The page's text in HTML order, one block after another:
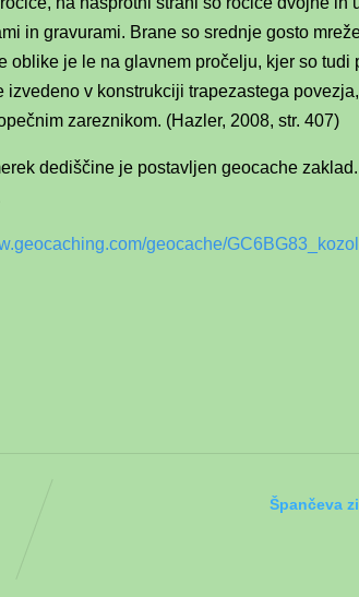
in gravurami. Brane so srednje gosto
oblike je le na glavnem pročelju, kjer so
izvedeno v konstrukciji trapezastega
zareznikom. (Hazler, 2008, str. 407)
dediščine je postavljen geocache
geocache/
Špančeva